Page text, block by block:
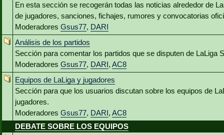
En esta sección se recogerán todas las noticias alrededor de
de jugadores, sanciones, fichajes, rumores y convocatorias
Moderadores Gsus77, DARI
Análisis de los partidos
Sección para comentar los partidos que se disputen de LaLiga
Moderadores Gsus77, DARI, AC8
Equipos de LaLiga y jugadores
Sección para que los usuarios discutan sobre los equipos de
jugadores.
Moderadores Gsus77, DARI, AC8
DEBATE SOBRE LOS EQUIPOS